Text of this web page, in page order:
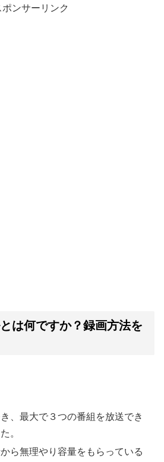
ポンサーリンク
は何ですか？録画方法を
、最大で３つの番組を放送でき
。
ら無理やり容量をもらっている